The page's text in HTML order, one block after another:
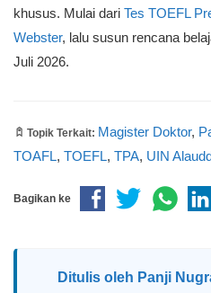
khusus. Mulai dari Tes TOEFL
Webster, lalu susun rencana
Juli 2026.
Topik Terkait: Magister Doktor,
TOAFL, TOEFL, TPA, UIN
Bagikan ke
Ditulis oleh Panji